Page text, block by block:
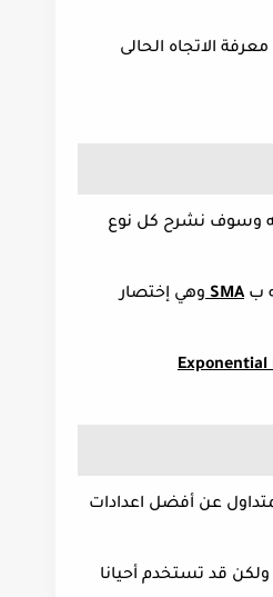
الاتجاه الحالى
به وسوف نشرح كل نوع
بSMA وهي إختصار
Exponential
عن أفضل اعدادات
افضل اعدادات الموفينج افريج هي موفينج 55 و موفينج 100 و موفينج 200 , ولكن قد تستخدم أحيانا